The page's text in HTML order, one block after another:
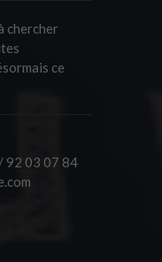
chercher
ce
92 03 07 84